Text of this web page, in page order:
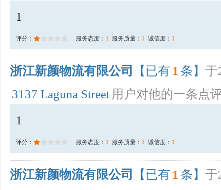
1
评分： 服务态度： 1 服务质量： 1 诚信度： 1
浙江新颜物流有限公司 【已有 1 条】 于
3137 Laguna Street 用户对他的一条点
1
评分： 服务态度： 1 服务质量： 1 诚信度： 1
浙江新颜物流有限公司 【已有 1 条】 于